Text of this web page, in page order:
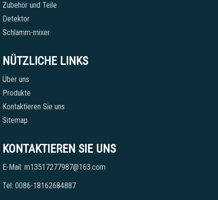
Zubehör und Teile
Detektor
Schlamm-mixer
NÜTZLICHE LINKS
Über uns
Produkte
Kontaktieren Sie uns
Sitemap
KONTAKTIEREN SIE UNS
E-Mail: m13517277987@163.com
Tel: 0086-18162684887